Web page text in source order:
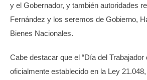
y el Gobernador, y también autoridades
Fernández y los seremos de Gobierno,
Bienes Nacionales.
Cabe destacar que el “Día del
oficialmente establecido en la Ley